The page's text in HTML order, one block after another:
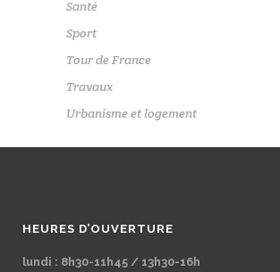
Santé
Sport
Tour de France
Travaux
Urbanisme et logement
HEURES D’OUVERTURE
lundi : 8h30-11h45 / 13h30-16h